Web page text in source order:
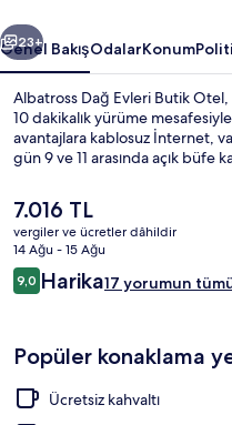
Sonraki
23+
Genel BakışOdalarKonum
Albatross Dağ Evleri Butik Otel,
10 dakikalık yürüme
avantajlara kablosuz İnternet,
gün 9 ve 11 arasında açık büfe
Şu
anki
fiyat
7.016 TL
7.016 TL
vergiler ve ücretler dâhildir
14 Ağu - 15 Ağu
Yorumlar
9,09,0/10
Harika17 yorumun
Popüler konaklama
Ücretsiz kahvaltı